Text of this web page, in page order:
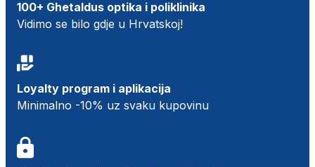
100+ Ghetaldus optika i poliklinika
Vidimo se bilo gdje u Hrvatskoj!
Loyalty program i aplikacija
Minimalno -10% uz svaku kupovinu